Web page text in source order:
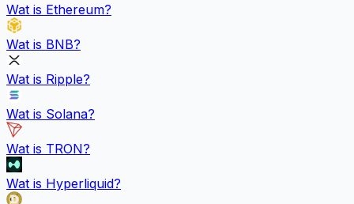
Wat is Ethereum?
Wat is BNB?
Wat is Ripple?
Wat is Solana?
Wat is TRON?
Wat is Hyperliquid?